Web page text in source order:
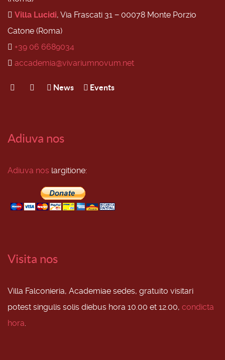
Villa Lucidi, Via Frascati 31 − 00078 Monte Porzio
Catone (Roma)
+39 06 6689034
accademia@vivariumnovum.net
News Events
Adiuva nos
Adiuva nos largitione:
Visita nos
Villa Falconieria, Academiae sedes, gratuito visitari
potest singulis solis diebus hora 10.00 et 12.00, condicta
hora.